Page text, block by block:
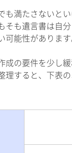
も満たさないと
そも遺言書は自
能性があります
の要件を少し
すると、下表の